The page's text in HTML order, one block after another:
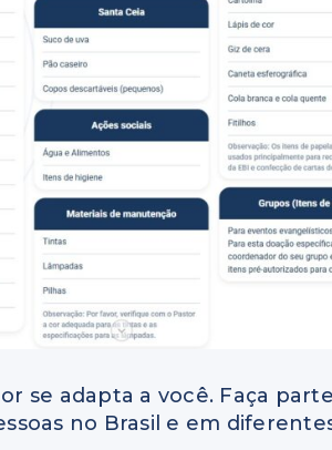
se adapta a você. Faça
no Brasil e em